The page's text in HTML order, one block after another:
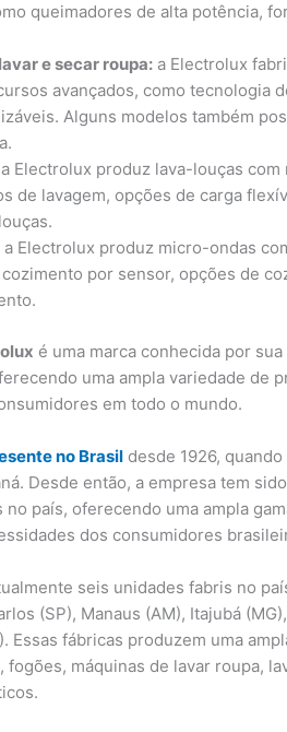
queimadores de alta potência,
e secar roupa: a Electrolux
avançados, como tecnologia
Alguns modelos também
a Electrolux produz lava-louças
de lavagem, opções de carga
a Electrolux produz micro-ondas
por sensor, opções de
é uma marca conhecida por
uma ampla variedade de
em todo o mundo.
no Brasil desde 1926,
Desde então, a empresa tem
país, oferecendo uma ampla
dos consumidores
seis unidades fabris no
(SP), Manaus (AM), Itajubá
Essas fábricas produzem uma
fogões, máquinas de lavar roupa,